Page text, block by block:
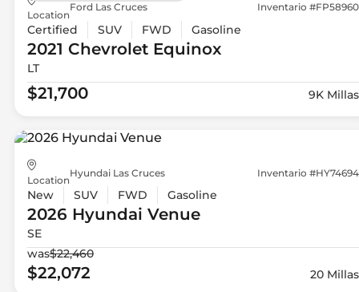
Location
Ford Las Cruces Inventario #FP58960
Certified SUV FWD Gasoline
2021 ChevroletEquinox
LT
$21,700 9K Millas
Location
Hyundai Las Cruces Inventario #HY74694
New SUV FWD Gasoline
2026 Hyundai Venue
SE
was$22,460
$22,072 20 Millas